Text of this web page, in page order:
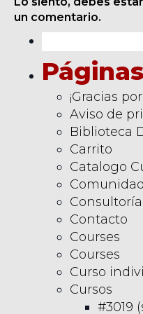
con proceso
permita encarrilar al
colaborador.Objetivos
del cursoSeguir
pasos disciplinarios
cuya naturaleza se
vuelva cada vez
un comentario.
Páginas
¡Gracias
Aviso de
Biblioteca
Carrito
Catalogo
Contacto
Courses
Courses
Curso
Cursos
#3019